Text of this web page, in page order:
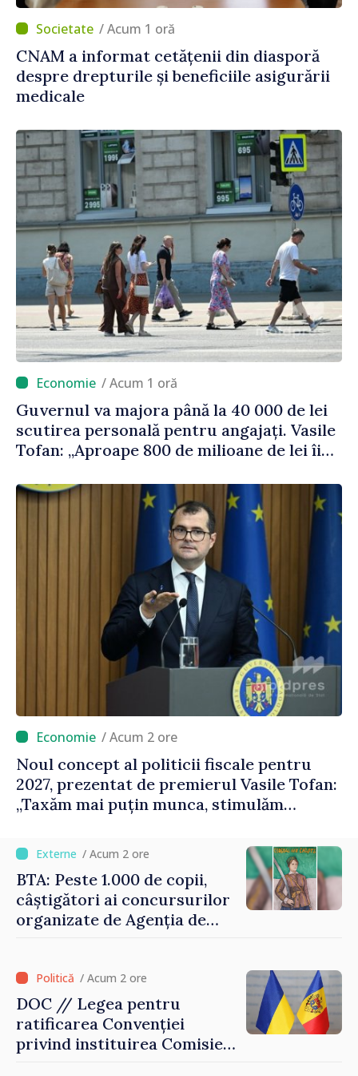
/ Acum 1 oră
CNAM a informat cetățenii din diasporă
despre drepturile și beneficiile asigurării
medicale
/ Acum 1 oră
Guvernul va majora până la 40 000 de lei
scutirea personală pentru angajați. Vasile
Tofan: „Aproape 800 de milioane de lei îi
/ Acum 2 ore
Noul concept al politicii fiscale pentru
2027, prezentat de premierul Vasile Tofan:
„Taxăm mai puțin munca, stimulăm
taxarea consumului”
/ Acum 2 ore
BTA: Peste 1.000 de copii,
câștigători ai concursurilor
organizate de Agenția de
/ Acum 2 ore
DOC // Legea pentru
ratificarea Convenției
privind instituirea Comisiei